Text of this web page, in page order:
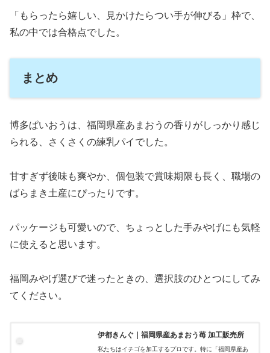
「もらったら嬉しい、見かけたらつい手が伸びる」枠で、
私の中では合格点でした。
まとめ
博多ぱいおうは、福岡県産あまおうの香りがしっかり感じ
られる、さくさくの練乳パイでした。
甘すぎず後味も爽やか、個包装で賞味期限も長く、職場の
ばらまき土産にぴったりです。
パッケージも可愛いので、ちょっとした手みやげにも気軽
に使えると思います。
福岡みやげ選びで迷ったときの、選択肢のひとつにしてみ
てください。
伊都きんぐ｜福岡県産あまおう苺 加工販売所
私たちはイチゴを加工するプロです。特に「福岡県産あ